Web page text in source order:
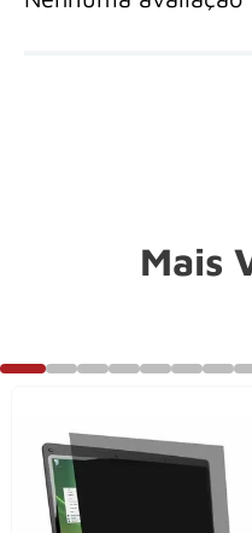
Mais